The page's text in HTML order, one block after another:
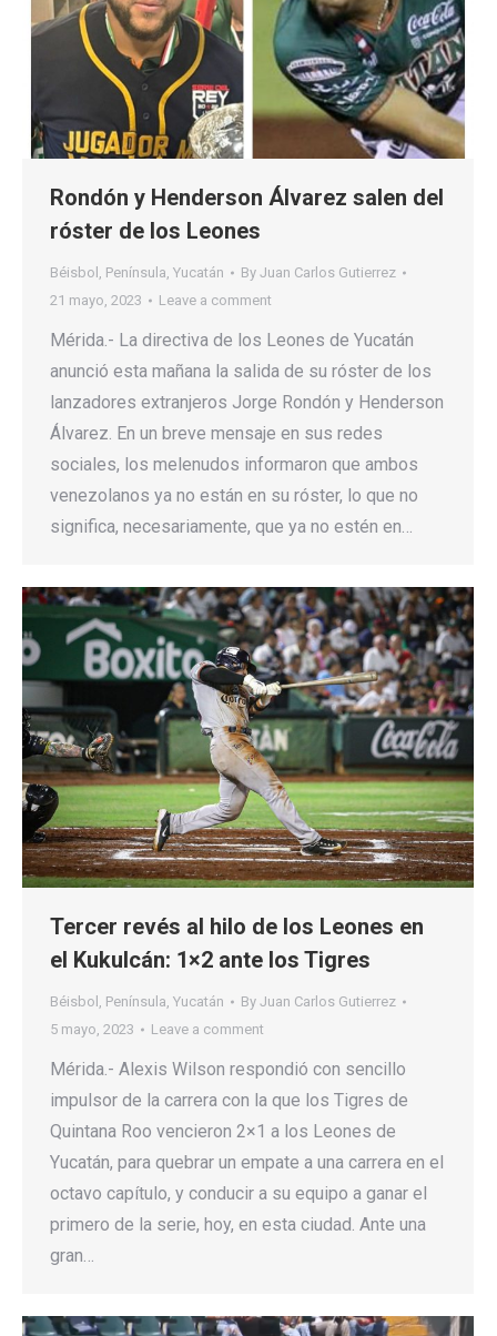
Rondón y Henderson Álvarez salen del
róster de los Leones
Béisbol , Península, Yucatán By Juan Carlos Gutierrez
21 mayo, 2023
Leave a comment
Mérida.- La directiva de los Leones de Yucatán
anunció esta mañana la salida de su róster de los
lanzadores extranjeros Jorge Rondón y Henderson
Álvarez. En un breve mensaje en sus redes
sociales, los melenudos informaron que ambos
venezolanos ya no están en su róster, lo que no
significa, necesariamente, que ya no estén en…
Tercer revés al hilo de los Leones en
el Kukulcán: 1×2 ante los Tigres
Béisbol , Península, Yucatán By Juan Carlos Gutierrez
5 mayo, 2023
Leave a comment
Mérida.- Alexis Wilson respondió con sencillo
impulsor de la carrera con la que los Tigres de
Quintana Roo vencieron 2×1 a los Leones de
Yucatán, para quebrar un empate a una carrera en el
octavo capítulo, y conducir a su equipo a ganar el
primero de la serie, hoy, en esta ciudad. Ante una
gran…